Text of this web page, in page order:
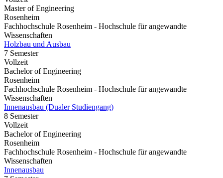
Master of Engineering
Rosenheim
Fachhochschule Rosenheim - Hochschule für angewandte
Wissenschaften
Holzbau und Ausbau
7 Semester
Vollzeit
Bachelor of Engineering
Rosenheim
Fachhochschule Rosenheim - Hochschule für angewandte
Wissenschaften
Innenausbau (Dualer Studiengang)
8 Semester
Vollzeit
Bachelor of Engineering
Rosenheim
Fachhochschule Rosenheim - Hochschule für angewandte
Wissenschaften
Innenausbau